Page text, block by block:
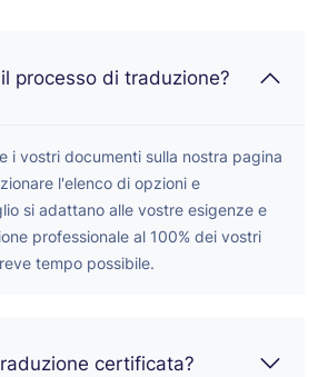
processo di traduzione?
i vostri documenti sulla nostra pagina
l'elenco di opzioni e
si adattano alle vostre esigenze e
professionale al 100% dei vostri
tempo possibile.
certificata?